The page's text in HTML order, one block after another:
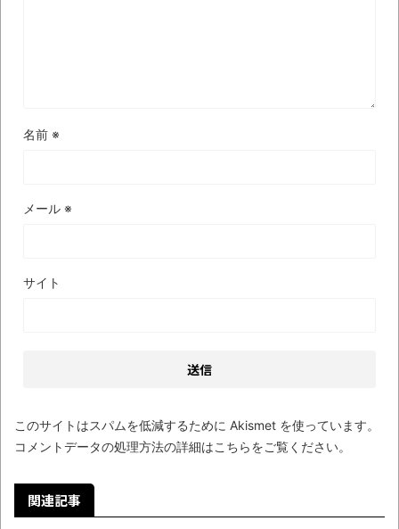
Powered by livedoor 相互RSS
名前 ※
メール ※
サイト
このサイトはスパムを低減するために Akismet を使っています。
コメントデータの処理方法の詳細はこちらをご覧ください。
関連記事